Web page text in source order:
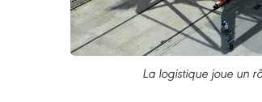
La logistique joue un